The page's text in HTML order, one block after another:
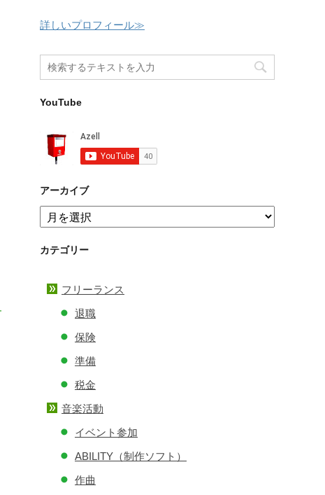
詳しいプロフィール≫
YouTube
アーカイブ
ア
ー
イ
カテゴリー
フリーランス
退職
保険
準備
税金
音楽活動
イベント参加
ABILITY（制作ソフト）
作曲